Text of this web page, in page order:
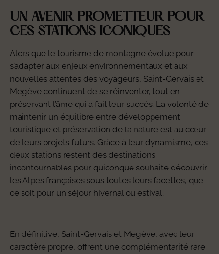
UN AVENIR PROMETTEUR POUR
CES STATIONS ICONIQUES
Alors que le tourisme de montagne évolue pour
s’adapter aux enjeux environnementaux et aux
nouvelles attentes des voyageurs, Saint-Gervais et
Megève continuent de se réinventer, tout en
préservant l’âme qui a fait leur succès. La volonté de
maintenir un équilibre entre développement
touristique et préservation de la nature est au cœur
de leurs projets futurs. Grâce à leur dynamisme, ces
deux stations restent des destinations
incontournables pour quiconque souhaite découvrir
les Alpes françaises sous toutes leurs facettes, que
ce soit pour un séjour hivernal ou estival.
En définitive, Saint-Gervais et Megève, avec leur
caractère propre, offrent une complémentarité rare